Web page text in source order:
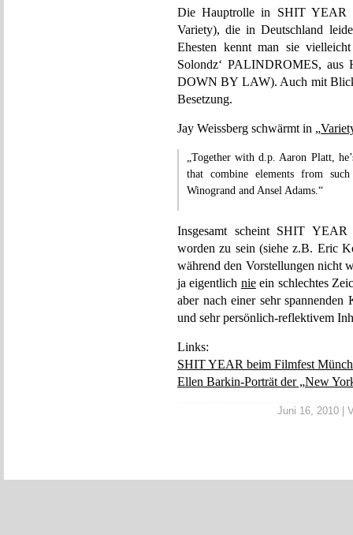
Die Hauptrolle in SHIT
Variety), die in Deutschland
Ehesten kennt man sie
Solondz‘ PALINDROMES,
DOWN BY LAW). Auch mit Blick
Besetzung.
Jay Weissberg schwärmt in
„Together with d.p. Aaron Platt,
that combine elements from
Winogrand and Ansel Adams.“
Insgesamt scheint SHIT YEAR
worden zu sein (siehe z.B. Eric
während den Vorstellungen nicht
ja eigentlich nieein schlechtes
aber nach einer sehr
und sehr persönlich-reflektivem
Links:
SHIT YEAR beim Filmfest
Ellen Barkin-Porträt der „New
Juni 16, 2010 |